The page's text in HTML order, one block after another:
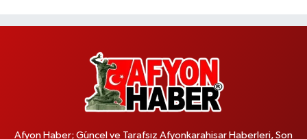
Afyon Haber; Güncel ve Tarafsız Afyonkarahisar Haberleri, Son